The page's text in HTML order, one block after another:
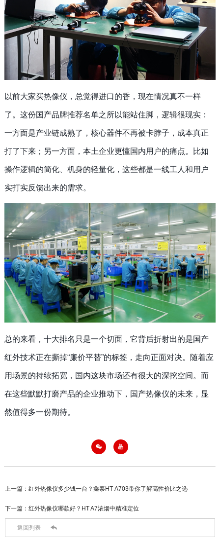
以前大家买热像仪，总觉得进口的香，现在情况真不一样
了。这份国产品牌推荐名单之所以能站住脚，逻辑很现实：
一方面是产业链成熟了，核心器件不再被卡脖子，成本真正
打了下来；另一方面，本土企业更懂国内用户的痛点。比如
操作逻辑的简化、机身的轻量化，这些都是一线工人和用户
实打实反馈出来的需求。
总的来看，十大排名只是一个切面，它背后折射出的是国产
红外技术正在撕掉“廉价平替”的标签，走向正面对决。随着应
用场景的持续拓宽，国内这块市场还有很大的深挖空间。而
在这些默默打磨产品的企业推动下，国产热像仪的未来，显
然值得多一份期待。
 
上一篇： 红外热像仪多少钱一台？鑫泰HT-A703带你了解高性价比之选
下一篇： 红外热像仪哪款好？HT A7浓烟中精准定位
返回列表 